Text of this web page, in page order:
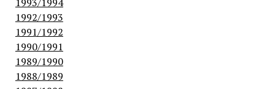
1992/1993
1991/1992
1990/1991
1989/1990
1988/1989